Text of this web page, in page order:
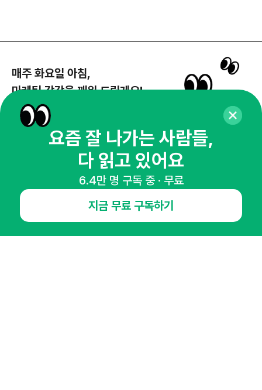
매주 화요일 아침,
마케팅 감각을 깨워 드릴게요!
65,043명의 마케터를 성장시키는 뉴스레터
뉴스레터 구독하기
NHN AD
오픈애즈란 공지사항 제휴문의
인사이터 신청
뉴스레터
광고안내
요즘 잘 나가는 사람들,
다 읽고 있어요
6.4만 명 구독 중 · 무료
지금 무료 구독하기